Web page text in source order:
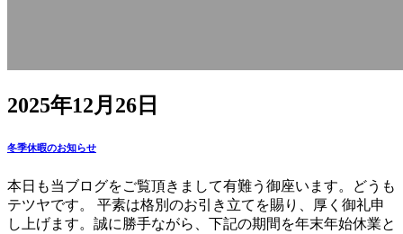
2025年12月26日
冬季休暇のお知らせ
本日も当ブログをご覧頂きまして有難う御座います。どうも
テツヤです。 平素は格別のお引き立てを賜り、厚く御礼申
し上げます。誠に勝手ながら、下記の期間を年末年始休業と